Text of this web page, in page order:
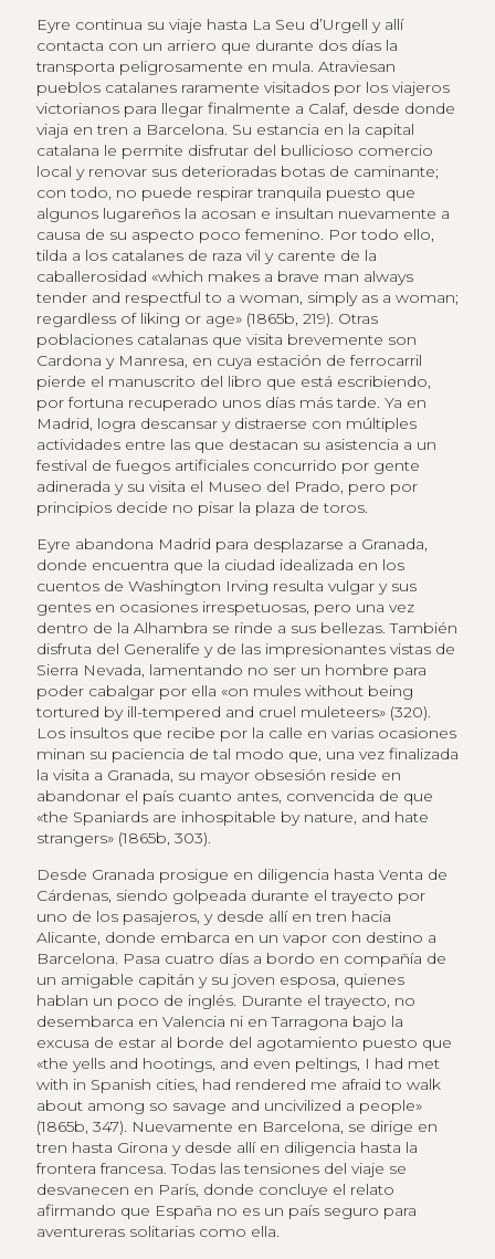
Eyre continua su viaje hasta La Seu d’Urgell y allí
contacta con un arriero que durante dos días la
transporta peligrosamente en mula. Atraviesan
pueblos catalanes raramente visitados por los viajeros
victorianos para llegar finalmente a Calaf, desde donde
viaja en tren a Barcelona. Su estancia en la capital
catalana le permite disfrutar del bullicioso comercio
local y renovar sus deterioradas botas de caminante;
con todo, no puede respirar tranquila puesto que
algunos lugareños la acosan e insultan nuevamente a
causa de su aspecto poco femenino. Por todo ello,
tilda a los catalanes de raza vil y carente de la
caballerosidad «which makes a brave man always
tender and respectful to a woman, simply as a woman;
regardless of liking or age» (1865b, 219). Otras
poblaciones catalanas que visita brevemente son
Cardona y Manresa, en cuya estación de ferrocarril
pierde el manuscrito del libro que está escribiendo,
por fortuna recuperado unos días más tarde. Ya en
Madrid, logra descansar y distraerse con múltiples
actividades entre las que destacan su asistencia a un
festival de fuegos artificiales concurrido por gente
adinerada y su visita el Museo del Prado, pero por
principios decide no pisar la plaza de toros.
Eyre abandona Madrid para desplazarse a Granada,
donde encuentra que la ciudad idealizada en los
cuentos de Washington Irving resulta vulgar y sus
gentes en ocasiones irrespetuosas, pero una vez
dentro de la Alhambra se rinde a sus bellezas. También
disfruta del Generalife y de las impresionantes vistas de
Sierra Nevada, lamentando no ser un hombre para
poder cabalgar por ella «on mules without being
tortured by ill-tempered and cruel muleteers» (320).
Los insultos que recibe por la calle en varias ocasiones
minan su paciencia de tal modo que, una vez finalizada
la visita a Granada, su mayor obsesión reside en
abandonar el país cuanto antes, convencida de que
«the Spaniards are inhospitable by nature, and hate
strangers» (1865b, 303).
Desde Granada prosigue en diligencia hasta Venta de
Cárdenas, siendo golpeada durante el trayecto por
uno de los pasajeros, y desde allí en tren hacia
Alicante, donde embarca en un vapor con destino a
Barcelona. Pasa cuatro días a bordo en compañía de
un amigable capitán y su joven esposa, quienes
hablan un poco de inglés. Durante el trayecto, no
desembarca en Valencia ni en Tarragona bajo la
excusa de estar al borde del agotamiento puesto que
«the yells and hootings, and even peltings, I had met
with in Spanish cities, had rendered me afraid to walk
about among so savage and uncivilized a people»
(1865b, 347). Nuevamente en Barcelona, se dirige en
tren hasta Girona y desde allí en diligencia hasta la
frontera francesa. Todas las tensiones del viaje se
desvanecen en París, donde concluye el relato
afirmando que España no es un país seguro para
aventureras solitarias como ella.